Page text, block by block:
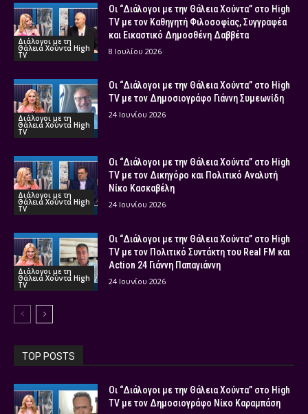
Διάλογοι με τη
Θάλεια Χούντα High
TV
Οι “Διάλογοι με την Θάλεια Χούντα” στο High
TV με τον Καθηγητή Φιλοσοφίας, Συγγραφέα
και Εικαστικό Δημοσθένη Δαββέτα
8 Ιουλίου 2026
Διάλογοι με τη
Θάλεια Χούντα High
TV
Οι “Διάλογοι με την Θάλεια Χούντα” στο High
TV με τον Δημοσιογράφο Γιάννη Συμεωνίδη
24 Ιουνίου 2026
Διάλογοι με τη
Θάλεια Χούντα High
TV
Οι “Διάλογοι με την Θάλεια Χούντα” στο High
TV με τον Δικηγόρο και Πολιτικό Αναλυτή
Νίκο Κασκαβέλη
24 Ιουνίου 2026
Διάλογοι με τη
Θάλεια Χούντα High
TV
Οι “Διάλογοι με την Θάλεια Χούντα” στο High
TV με τον Πολιτικό Συντάκτη του Real FM και
Action 24 Γιάννη Παπαγιάννη
24 Ιουνίου 2026
TOP POSTS
Οι “Διάλογοι με την Θάλεια Χούντα” στο High
TV με τον Δημοσιογράφο Νίκο Καραμπάση